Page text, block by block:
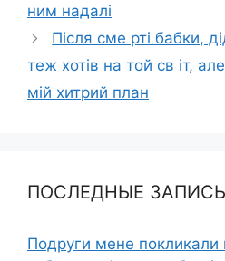
ним надалі
Після сме рті бабки,
теж хотів на той св іт,
мій хитрий план
ПОСЛЕДНЫЕ
Подруги мене покликали